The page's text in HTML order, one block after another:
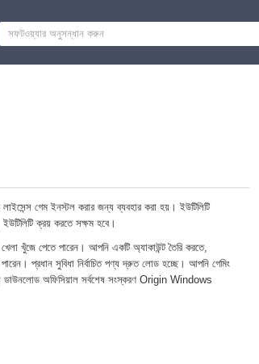
গেম ইনস্টল করার জন্য ব্যবহার করা হয়। ইউটিলিটি
ক্রয় করতে সক্ষম হবে।
খেলা খুঁজে পেতে পারেন। আপনি একটি অ্যাকাউন্ট তৈরি করতে,
প্রধান সুবিধা নির্বাচিত পণ্য দ্রুত লোড হচ্ছে। আপনি গেমিং
ডাউনলোড অফিসিয়াল সর্বশেষ সংস্করণ Origin Windows